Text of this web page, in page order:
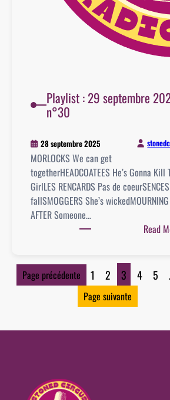
Playlist : 29 septembre
n°30
28 septembre 2025
MORLOCKS We can get
togetherHEADCOATEES He’s Gonna Kill
GirlLES RENCARDS Pas de
fallSMOGGERS She’s wickedMOURNING
AFTER Someone…
Read
Page précédente 1 2 3 4 5
Page suivante